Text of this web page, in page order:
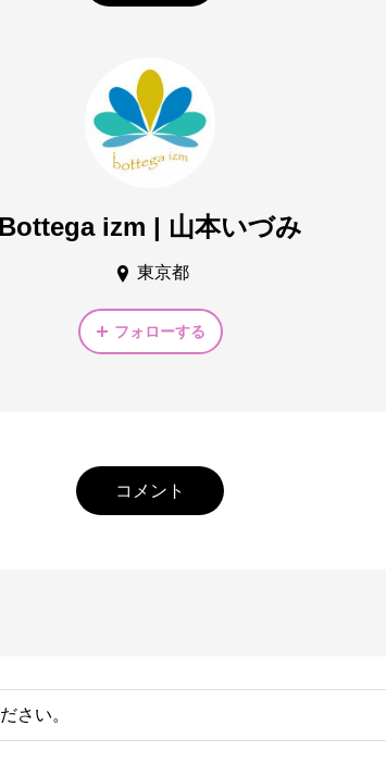
Bottega izm | 山本いづみ
東京都
フォローする
コメント
さい。